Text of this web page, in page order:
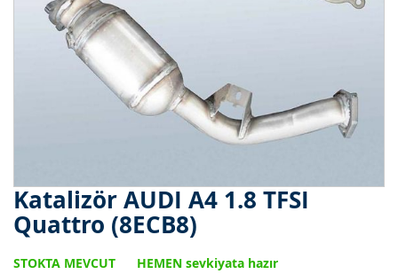
Katalizör AUDI A4 1.8 TFSI
Quattro (8ECB8)
STOKTA MEVCUT HEMEN sevkiyata hazır
Resim
galerisinin
başlangıcına